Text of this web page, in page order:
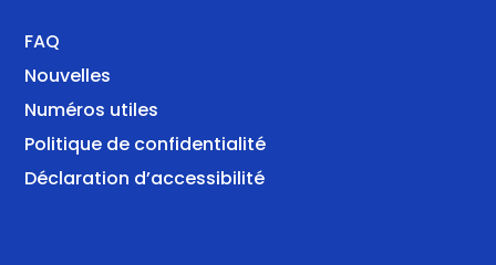
FAQ
Nouvelles
Numéros utiles
Politique de confidentialité
Déclaration d’accessibilité